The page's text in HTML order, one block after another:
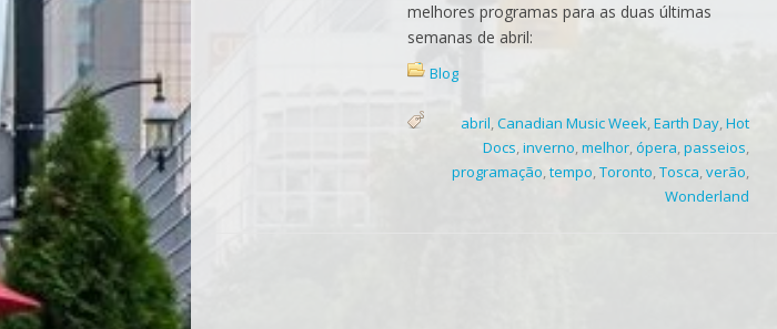
melhores programas para as duas últimas
semanas de abril:
Blog
abril,Canadian Music Week,Earth Day,Hot
Docs,inverno,melhor,ópera,passeios,
programação,tempo,Toronto,Tosca,verão,
Wonderland